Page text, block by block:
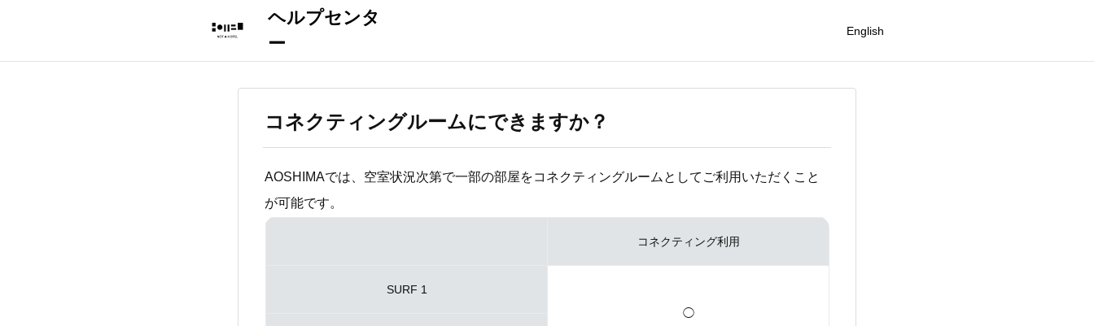
English
コネクティングルームにできますか？
AOSHIMAでは、空室状況次第で一部の部屋をコネクティングルームとしてご利用いただくこと
が可能です。
コネクティング利用
SURF 1
◯